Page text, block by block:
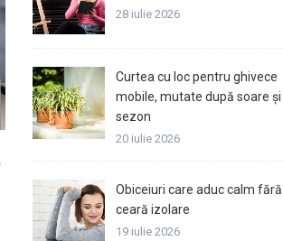
28 iulie 2026
Curtea cu loc pentru ghivece
mobile, mutate după soare și
sezon
20 iulie 2026
Obiceiuri care aduc calm fără
ceară izolare
19 iulie 2026